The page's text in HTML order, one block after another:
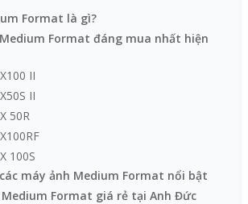
Format là gì?
Format đáng mua nhất hiện
II
II
50R
100S
máy ảnh Medium Format nổi bật
Format giá rẻ tại Anh Đức